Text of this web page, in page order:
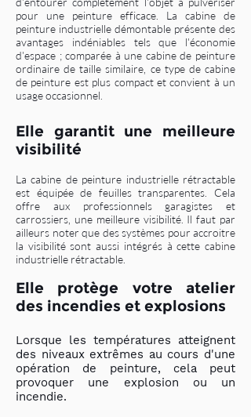
pour une peinture efficace. La cabine de
peinture industrielle démontable présente des
avantages indéniables tels que l'économie
d'espace ; comparée à une cabine de peinture
ordinaire de taille similaire, ce type de cabine
de peinture est plus compact et convient à un
usage occasionnel.
Elle garantit une meilleure
visibilité
La cabine de peinture industrielle rétractable
est équipée de feuilles transparentes. Cela
offre aux professionnels garagistes et
carrossiers, une meilleure visibilité. Il faut par
ailleurs noter que des systèmes pour accroitre
la visibilité sont aussi intégrés à cette cabine
industrielle rétractable.
Elle protège votre atelier
des incendies et explosions
Lorsque les températures atteignent
des niveaux extrêmes au cours d'une
opération de peinture, cela peut
provoquer une explosion ou un
incendie.